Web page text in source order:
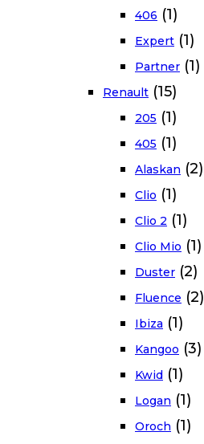
406 (1)
Expert (1)
Partner (1)
Renault (15)
205 (1)
405 (1)
Alaskan (2)
Clio (1)
Clio 2 (1)
Clio Mio (1)
Duster (2)
Fluence (2)
Ibiza (1)
Kangoo (3)
Kwid (1)
Logan (1)
Oroch (1)